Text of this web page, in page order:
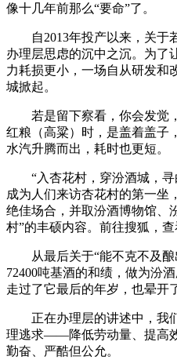
像十几年前那么“要命”了。
自2013年投产以来，关于
办理层思虑的沉中之沉。为了
力耗损更小，一场自从研发和
城掀起。
若是留下察看，你会发觉
红粮（高粱）时，是盖着盖子
水汽升腾而出，耗时也更短。
“入杏花村，穿汾酒城，寻
成为人们来访杏花村的第一坐
绝佳场合，并取汾酒博物馆、
村”的丰硕内容。前往搜狐，查
从最后关于“能不克不及酿
72400吨基酒的和绩，做为汾
走过了它最后的年岁，也晕开
正在办理层的讲述中，我
理逃求——降低劳动量、提高
勤奋、严酷但公允。